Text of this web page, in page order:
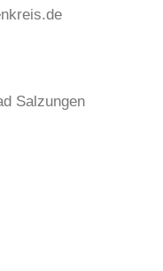
Salzungen